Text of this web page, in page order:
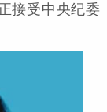
接受中央纪委